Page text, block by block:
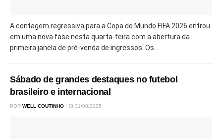
A contagem regressiva para a Copa do Mundo FIFA 2026 entrou
em uma nova fase nesta quarta-feira com a abertura da
primeira janela de pré-venda de ingressos. Os...
Sábado de grandes destaques no futebol
brasileiro e internacional
POR WELL COUTINHO 31/08/2025